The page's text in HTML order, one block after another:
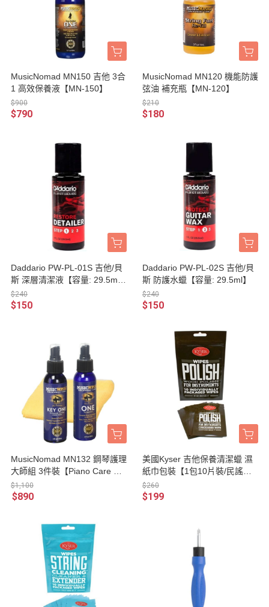
MusicNomad MN150 吉他 3合
1 高效保養液【MN-150】
$900
$790
MusicNomad MN120 機能防護
弦油 補充瓶【MN-120】
$210
$180
Daddario PW-PL-01S 吉他/貝
斯 深層清潔液【容量: 29.5m
l】
$240
$150
Daddario PW-PL-02S 吉他/貝
斯 防護水蠟【容量: 29.5ml】
$240
$150
MusicNomad MN132 鋼琴護理
大師組 3件裝【Piano Care Kit/
MN-132】
$1,100
$890
美國Kyser 吉他保養清潔蠟 濕
紙巾包裝【1包10片裝/民謠吉
他/電吉他/BASS可用】
$260
$199